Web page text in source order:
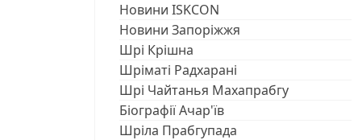
Новини ISKCON
Новини Запоріжжя
Шрі Крішна
Шріматі Радхарані
Шрі Чайтанья Махапрабгу
Біографії Ачар'їв
Шріла Прабгупада